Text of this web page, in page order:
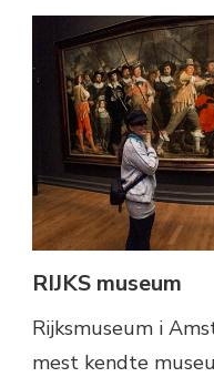
RIJKS museum
Rijksmuseum i
mest kendte